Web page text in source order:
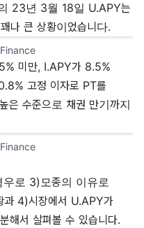
23년 3월 18일 U.APY는
나 큰 상황이었습니다.
미만, I.APY가 8.5%
고정 이자로 PT를
은 수준으로 채권 만기까지
로 3)모종의 이유로
4)시장에서 U.APY가
해서 살펴볼 수 있습니다.